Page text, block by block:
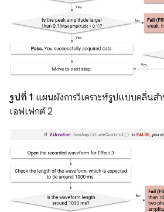
รูปที่ 1 แผนผังการวิเคราะห์รูปแบบคลื่นส
เอฟเฟกต์ 2